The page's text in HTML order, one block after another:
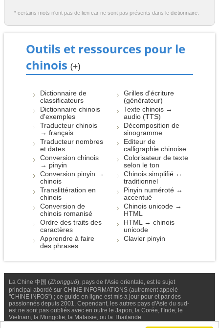
* certains mots n'ont pas de lien car ne sont pas présents dans le dictionnaire.
Outils et ressources pour le
chinois (+)
Dictionnaire de
classificateurs
Dictionnaire chinois
d'exemples
Traducteur chinois
→ français
Traducteur nombres
et dates
Conversion chinois
→ pinyin
Conversion pinyin →
chinois
Translittération en
chinois
Conversion de
chinois romanisé
Ordre des traits des
caractères
Apprendre à faire
des phrases
Grilles d'écriture
(générateur)
Texte chinois →
audio (TTS)
Décomposition de
sinogramme
Editeur de
calligraphie chinoise
Colorisateur de texte
selon le ton
Chinois simplifié ↔
traditionnel
Pinyin numéroté ↔
accentué
Chinois unicode →
HTML
HTML → chinois
unicode
Clavier pinyin
La Chine 中国 (Zhongguó), pays de l'Asie orientale, est le sujet
principal abordé sur CHINE INFORMATIONS (autrement appelé
"CHINE INFOS") ; ce guide en ligne est mis à jour pour et par des
passionnés depuis 2001. Cependant, les autres pays d'Asie du sud-
est ne sont pas oubliés avec en outre le Japon, la Corée, l'Inde, le
Vietnam, la Mongolie, la Malaisie, ou la Thailande.